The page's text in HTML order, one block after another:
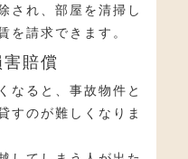
され、部屋を清掃し
を請求できます。
賠償
なると、事故物件と
すのが難しくなりま